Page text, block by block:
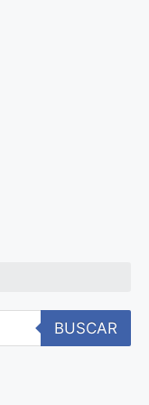
BUSCAR